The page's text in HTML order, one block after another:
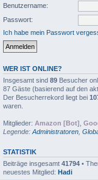
Benutzername:
Passwort:
Ich habe mein Passwort
WER IST ONLINE?
Insgesamt sind 89 Besucher
87 Gäste (basierend auf den
Der Besucherrekord liegt bei
waren.
Mitglieder: Amazon [Bot]
Legende: Administratoren
STATISTIK
Beiträge insgesamt 41794 •
neuestes Mitglied: Hadi